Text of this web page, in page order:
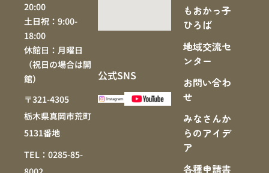
20:00
土日祝：9:00-
18:00
休館日：月曜日
（祝日の場合は開
館）
〒321-4305
栃木県真岡市荒町
5131番地
TEL：0285-85-
公式SNS
もおかっ子
ひろば
地域交流セ
ンター
お問い合わ
せ
みなさんか
らのアイデ
ア
各種申請書